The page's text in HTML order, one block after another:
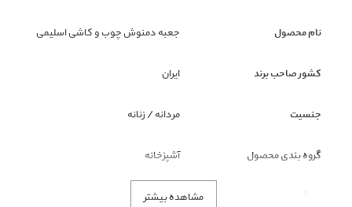
مشاهده بیشتر
نام محصول جعبه دمنوش چوب و کاشی اسلیمی
کشور صاحب برند ایران
جنسیت مردانه / زنانه
گروه بندی محصول آشپزخانه
ساير ظروف